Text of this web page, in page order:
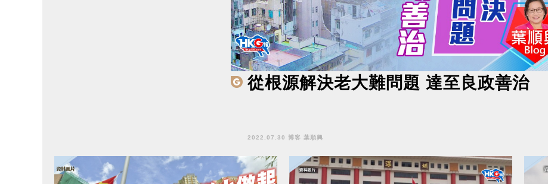
從根源解決老大難問題 達至良政善治
2022.07.30 博客 葉順興